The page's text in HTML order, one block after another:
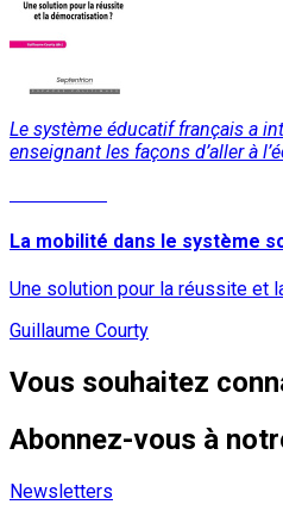
Le système éducatif français a
enseignant les façons d’aller à
La mobilité dans le système
Une solution pour la réussite et
Guillaume Courty
Vous souhaitez
Abonnez-vous à
Newsletters